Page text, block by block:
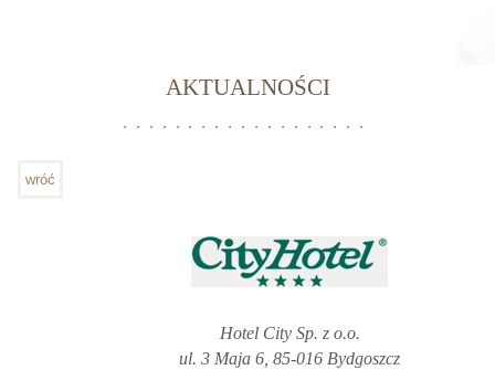
AKTUALNOŚCI
wróć
Hotel City Sp. z o.o.
ul. 3 Maja 6, 85-016 Bydgoszcz